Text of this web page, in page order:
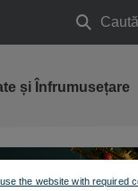
Caută
Caută
și Înfrumusețare
the website with required